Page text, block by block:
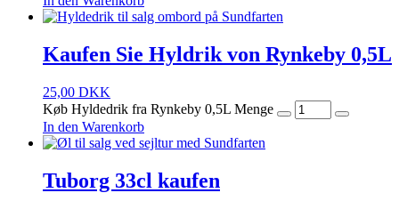
Kaufen Sie Hyldrik von Rynkeby 0,5L
25,00 DKK
Køb Hyldedrik fra Rynkeby 0,5L Menge
In den Warenkorb
Tuborg 33cl kaufen